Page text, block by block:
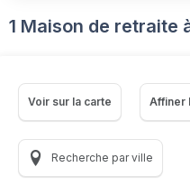
1 Maison de retraite
Voir sur la carte Affiner
Recherche par ville